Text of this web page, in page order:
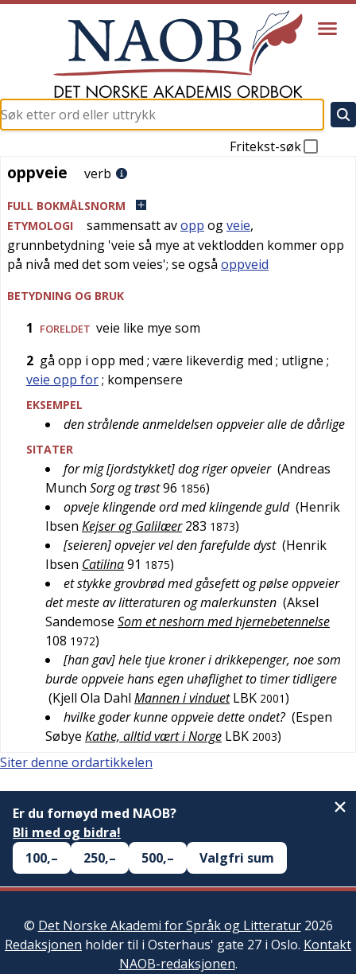
Fritekst-søk
oppveie
oppveie verb
FULL BOKMÅLSNORM
ETYMOLOGI
sammensatt avopp ogveie,
grunnbetydning 'veie så mye at vektlodden kommer opp
på nivå med det som veies'; se også oppveid
BETYDNING OG BRUK
1 FORELDET veie like mye som
2 gå opp i opp med ; være likeverdig med ; utligne ;
veie opp for; kompensere
EKSEMPEL
den strålende anmeldelsen oppveier alle de dårlige
SITATER
for mig [jordstykket] dog riger opveier (Andreas
Munch Sorg og trøst96 1856)
opveje klingende ord med klingende guld (Henrik
Ibsen Kejser og Galilæer 283 1873)
[seieren] opvejer vel den farefulde dyst (Henrik
Ibsen Catilina91 1875)
et stykke grovbrød med gåsefett og pølse oppveier
det meste av litteraturen og malerkunsten (Aksel
Sandemose Som et neshorn med hjernebetennelse
108 1972)
[han gav] hele tjue kroner i drikkepenger, noe som
burde oppveie hans egen uhøflighet to timer tidligere
(Kjell Ola Dahl Mannen i vinduet LBK 2001)
hvilke goder kunne oppveie dette ondet? (Espen
Søbye Kathe, alltid vært i Norge LBK 2003)
Siter denne ordartikkelen
Er du fornøyd med NAOB?
Bli med og bidra!
100,–
250,– 500,– Valgfri sum
© Det Norske Akademi for Språk og Litteratur2026
Redaksjonen holder til i Osterhaus' gate 27 i Oslo. Kontakt
NAOB-redaksjonen.